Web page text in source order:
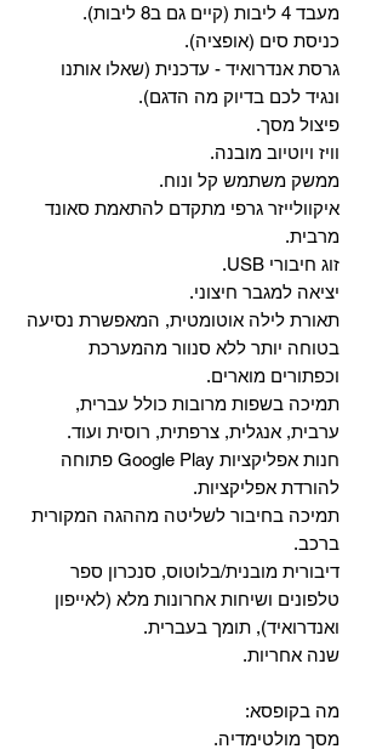
מעבד 4 ליבות (קיים גם ב8 ליבות).
כניסת סים (אופציה).
גרסת אנדרואיד - עדכנית (שאלו אותנו
ונגיד לכם בדיוק מה הדגם).
פיצול מסך.
וויז ויוטיוב מובנה.
ממשק משתמש קל ונוח.
איקוולייזר גרפי מתקדם להתאמת סאונד
מרבית.
זוג חיבורי USB.
יציאה למגבר חיצוני.
תאורת לילה אוטומטית, המאפשרת נסיעה
בטוחה יותר ללא סנוור מהמערכת
וכפתורים מוארים.
תמיכה בשפות מרובות כולל עברית,
ערבית, אנגלית, צרפתית, רוסית ועוד.
‏חנות אפליקציות Google Play פתוחה
להורדת אפליקציות.
‏תמיכה בחיבור לשליטה מההגה המקורית
ברכב.
‏דיבורית מובנית/בלוטוס, ‏סנכרון ספר
טלפונים ושיחות אחרונות מלא (לאייפון
ואנדרואיד), תומך בעברית.
שנה אחריות.
מה בקופסא:
מסך מולטימדיה.